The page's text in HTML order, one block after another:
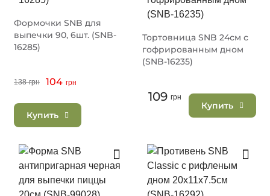
Формочки SNB для
выпечки 90, 6шт. (SNB-
16285)
138 грн 104 грн
Купить
Тортовница SNB 24см с
гофрированным дном
(SNB-16235)
109 грн
Купить